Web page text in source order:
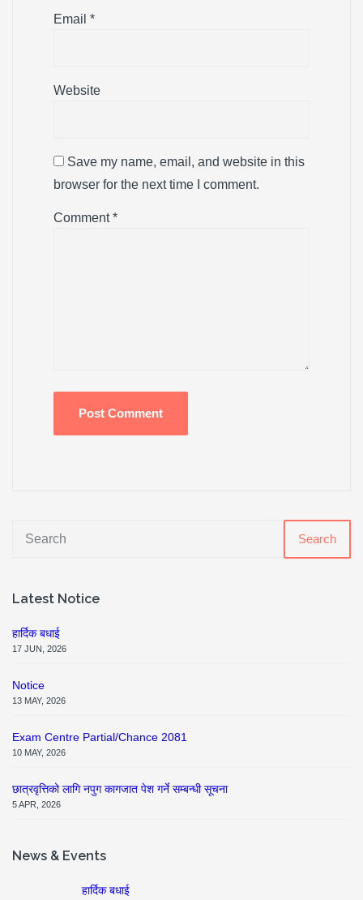
Email *
Website
Save my name, email, and website in this
browser for the next time I comment.
Comment*
Search
Latest Notice
हार्दिक बधाई
17 JUN, 2026
Notice
13 MAY, 2026
Exam Centre Partial/Chance 2081
10 MAY, 2026
छात्रवृत्तिको लागि नपुग कागजात पेश गर्ने सम्बन्धी सूचना
5 APR, 2026
News & Events
हार्दिक बधाई